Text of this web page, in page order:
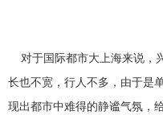
对于国际都市大上海来说，
长也不宽，行人不多，由于是
现出都市中难得的静谧气氛，